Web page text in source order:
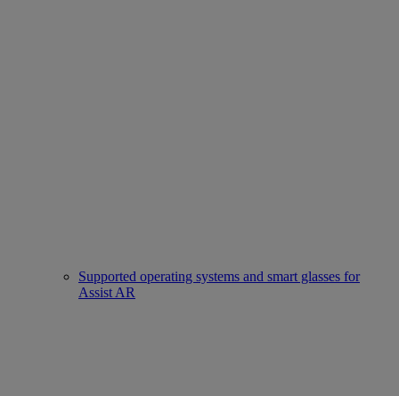
Supported operating systems and smart glasses for
Assist AR